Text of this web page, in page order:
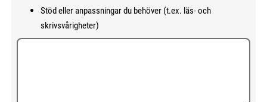
Stöd eller anpassningar du behöver (t.ex. läs- och
skrivsvårigheter)